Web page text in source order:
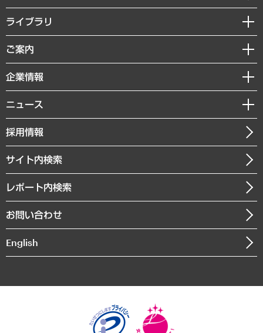
経営戦略
組織・人事戦略
デジタルイノベーション
共生・ダイバーシティ
GRC（ガバナンス・リスク・コンプライアンス）・防災（政策）
経済・産業・雇用・労働
まちづくり・観光・交通・スポーツ・スマートシティ
自然資源・農林水産業・食料システム
ライブラリ
経済調査
レポート
コラム
経営用語集
受託・受注実績（官公庁関連）
メディア掲載・出演
ご案内
セミナー・イベント情報
MUFGビジネスセミナー
受託案件情報
企業情報
私たちの想い
社長メッセージ
会社概要
沿革
組織図・本部部室紹介
インドネシア現地法人
個人情報保護方針
ニュース
ニュースリリース
お知らせ
採用情報
サイト内検索
レポート内検索
お問い合わせ
English